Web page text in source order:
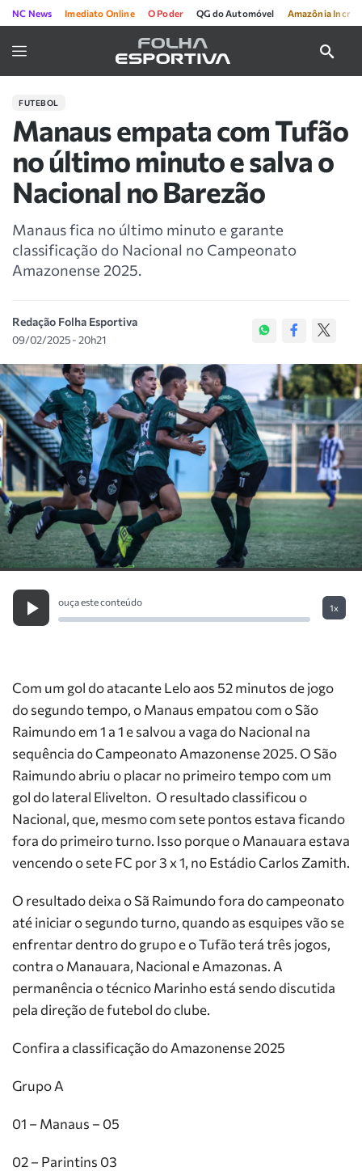
NC News Imediato Online O Poder QG do Automóvel Amazônia
FUTEBOL
Manaus empata com Tufão
no último minuto e salva o
Nacional no Barezão
Manaus fica no último minuto e garante
classificação do Nacional no Campeonato
Amazonense 2025.
Redação Folha Esportiva
09/02/2025 - 20h21
ouça este conteúdo
1x
Com um gol do atacante Lelo aos 52 minutos de jogo
do segundo tempo, o Manaus empatou com o São
Raimundo em 1 a 1 e salvou a vaga do Nacional na
sequência do Campeonato Amazonense 2025. O São
Raimundo abriu o placar no primeiro tempo com um
gol do lateral Elivelton. O resultado classificou o
Nacional, que, mesmo com sete pontos estava ficando
fora do primeiro turno. Isso porque o Manauara estava
vencendo o sete FC por 3 x 1, no Estádio Carlos Zamith.
O resultado deixa o Sã Raimundo fora do campeonato
até iniciar o segundo turno, quando as esquipes vão se
enfrentar dentro do grupo e o Tufão terá três jogos,
contra o Manauara, Nacional e Amazonas. A
permanência o técnico Marinho está sendo discutida
pela direção de futebol do clube.
Confira a classificação do Amazonense 2025
Grupo A
01 – Manaus – 05
02 – Parintins 03